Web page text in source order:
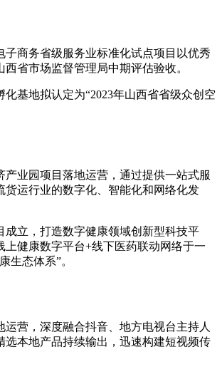
网电子商务省级服务业标准化试点项目以优秀
西省市场监督管理局中期评估验收。
网产业孵化基地拟认定为“2023年山西省省级众创空
产业园项目落地运营，通过提供一站式服
货运行业的数字化、智能化和网络化发
成立，打造数字健康领域创新型科技平
健康数字平台+线下医药联动网络于一
生态体系”。
运营，深度融合抖音、地方电视台主持人
选本地产品持续输出，迅速构建短视频传